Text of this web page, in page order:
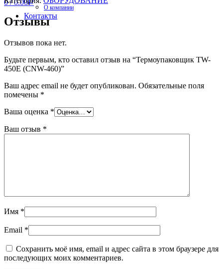
0/ 0.00Р
О компании
Контакты
Отзывы
Отзывов пока нет.
Будьте первым, кто оставил отзыв на “Термоупаковщик TW-
450E (CNW-460)”
Ваш адрес email не будет опубликован. Обязательные поля
помечены *
Ваша оценка *
Ваш отзыв *
Имя *
Email *
Сохранить моё имя, email и адрес сайта в этом браузере для
последующих моих комментариев.